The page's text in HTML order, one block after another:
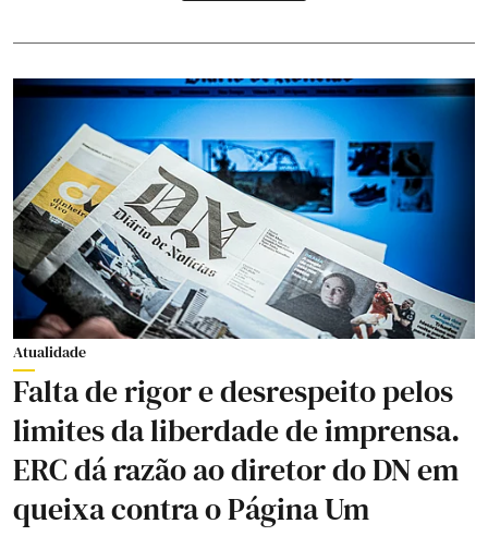
Atualidade
Falta de rigor e desrespeito pelos
limites da liberdade de imprensa.
ERC dá razão ao diretor do DN em
queixa contra o Página Um